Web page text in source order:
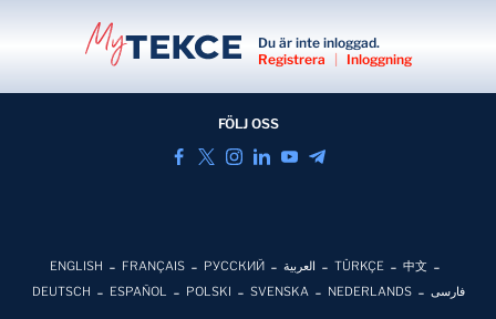
Du är inte inloggad.
Registrera
Inloggning
FÖLJ OSS
ENGLISH FRANÇAIS РУССКИЙ العربية TÜRKÇE
中文
DEUTSCH
ESPAÑOL POLSKI SVENSKA NEDERLANDS فارسی